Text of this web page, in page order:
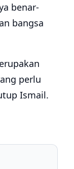
benar-
bangsa
perlu
Ismail.